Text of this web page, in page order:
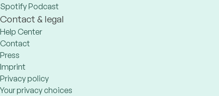
Spotify Podcast
Contact & legal
Help Center
Contact
Press
Imprint
Privacy policy
Your privacy choices